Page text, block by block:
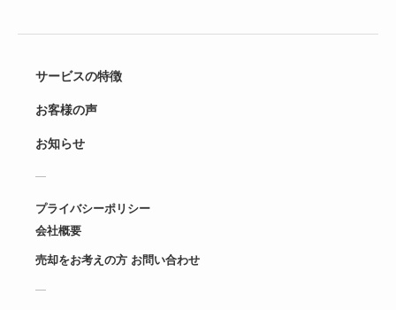
サービスの特徴
お客様の声
お知らせ
プライバシーポリシー
会社概要
売却をお考えの方 お問い合わせ